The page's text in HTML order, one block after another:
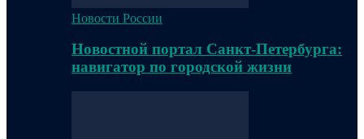
Новости России
Новостной портал Санкт-Петербурга:
навигатор по городской жизни